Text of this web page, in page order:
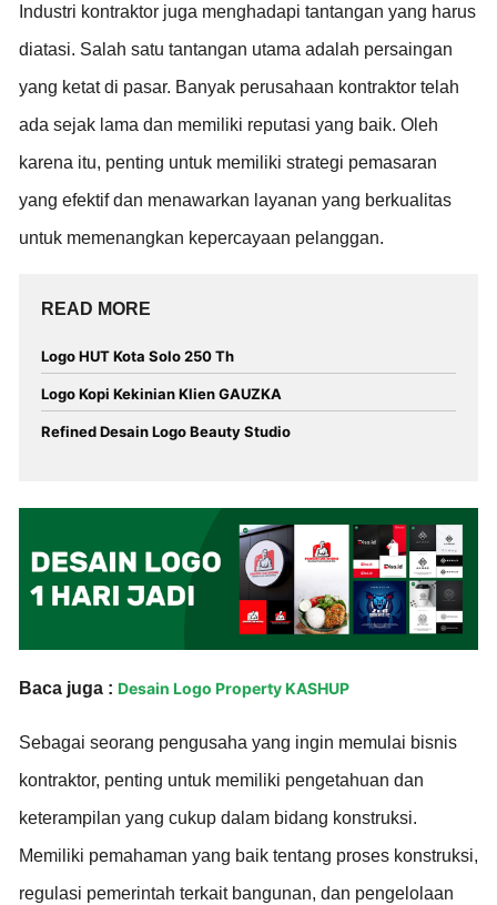
Industri kontraktor juga menghadapi tantangan yang harus
diatasi. Salah satu tantangan utama adalah persaingan
yang ketat di pasar. Banyak perusahaan kontraktor telah
ada sejak lama dan memiliki reputasi yang baik. Oleh
karena itu, penting untuk memiliki strategi pemasaran
yang efektif dan menawarkan layanan yang berkualitas
untuk memenangkan kepercayaan pelanggan.
READ MORE
Logo HUT Kota Solo 250 Th
Logo Kopi Kekinian Klien GAUZKA
Refined Desain Logo Beauty Studio
Baca juga : Desain Logo Property KASHUP
Sebagai seorang pengusaha yang ingin memulai bisnis
kontraktor, penting untuk memiliki pengetahuan dan
keterampilan yang cukup dalam bidang konstruksi.
Memiliki pemahaman yang baik tentang proses konstruksi,
regulasi pemerintah terkait bangunan, dan pengelolaan